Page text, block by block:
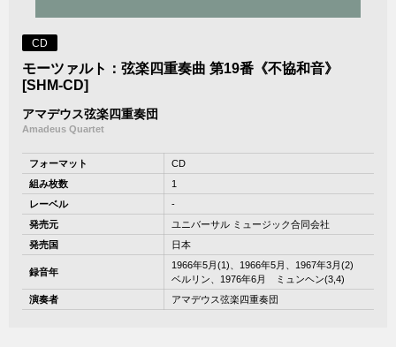
CD
モーツァルト：弦楽四重奏曲 第19番《不協和音》
[SHM-CD]
アマデウス弦楽四重奏団
Amadeus Quartet
フォーマット
CD
組み枚数
1
レーベル
-
発売元
ユニバーサル ミュージック合同会社
発売国
日本
録音年
1966年5月(1)、1966年5月、1967年3月(2)
ベルリン、1976年6月 ミュンヘン(3,4)
演奏者
アマデウス弦楽四重奏団